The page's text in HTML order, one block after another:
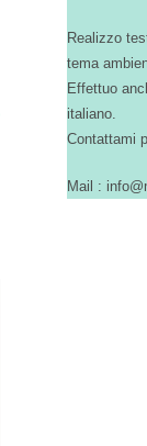
Realizzo
tema
Effettuo
italiano.
Contattami
Mail :